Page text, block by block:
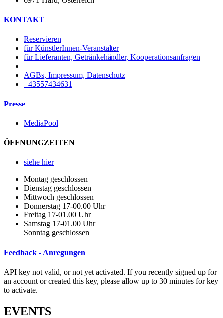
KONTAKT
Reservieren
für KünstlerInnen-Veranstalter
für Lieferanten, Getränkehändler, Kooperationsanfragen
AGBs, Impressum, Datenschutz
+43557434631
Presse
MediaPool
ÖFFNUNGZEITEN
siehe hier
Montag geschlossen
Dienstag geschlossen
Mittwoch geschlossen
Donnerstag 17-00.00 Uhr
Freitag 17-01.00 Uhr
Samstag 17-01.00 Uhr
Sonntag geschlossen
Feedback - Anregungen
API key not valid, or not yet activated. If you recently signed up for
an account or created this key, please allow up to 30 minutes for key
to activate.
EVENTS